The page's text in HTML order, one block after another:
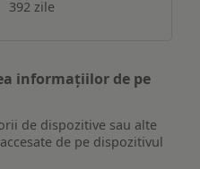
392 zile
informațiilor de pe
de dispozitive sau alte
de pe dispozitivul